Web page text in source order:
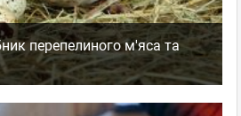
перепелиного м'яса та